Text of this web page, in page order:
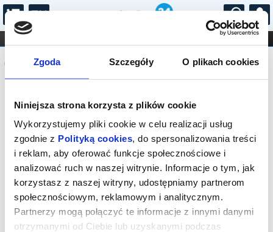
Zgoda Szczegóły O plikach cookies
Niniejsza strona korzysta z plików cookie
Wykorzystujemy pliki cookie w celu realizacji usług
zgodnie z Polityką cookies, do spersonalizowania treści
i reklam, aby oferować funkcje społecznościowe i
analizować ruch w naszej witrynie. Informacje o tym, jak
korzystasz z naszej witryny, udostępniamy partnerom
społecznościowym, reklamowym i analitycznym.
Partnerzy mogą połączyć te informacje z innymi danymi
otrzymanymi od Ciebie lub uzyskanymi podczas
...
FILHARMONIA OPERA I BALET
STAND-UP
DLA DZIECI
Komunikat
Sprzedaż on-line została zakończona,
sprawdź dostępność biletów w kasach
instytucji.